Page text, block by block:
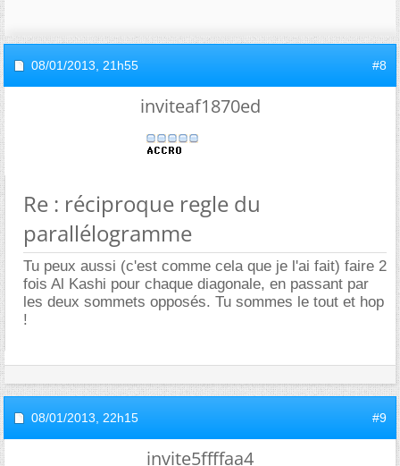
08/01/2013, 21h55 #8
inviteaf1870ed
Re : réciproque regle du
parallélogramme
Tu peux aussi (c'est comme cela que je l'ai fait) faire 2
fois Al Kashi pour chaque diagonale, en passant par
les deux sommets opposés. Tu sommes le tout et hop
!
08/01/2013, 22h15 #9
invite5ffffaa4